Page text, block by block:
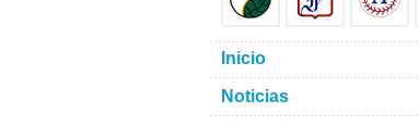
Inicio
Noticias